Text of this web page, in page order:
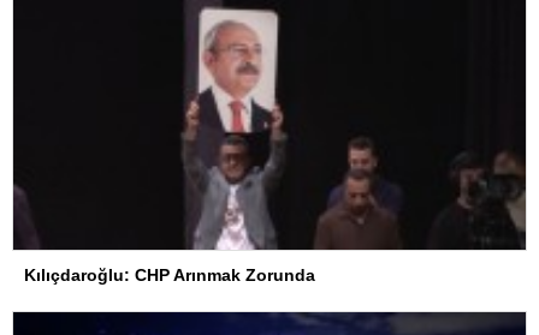
Kılıçdaroğlu: CHP Arınmak Zorunda